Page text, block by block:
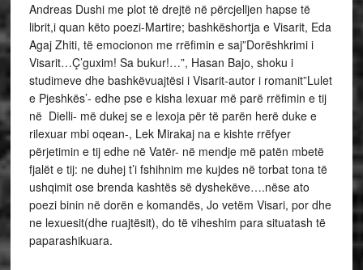
Andreas Dushi me plot të drejtë në përcjelljen hapse të
librit,i quan këto poezi-Martire; bashkëshortja e Visarit, Eda
Agaj Zhiti, të emocionon me rrëfimin e saj”Dorëshkrimi i
Visarit…Ç’guxim! Sa bukur!…”, Hasan Bajo, shoku i
studimeve dhe bashkëvuajtësi i Visarit-autor i romanit”Lulet
e Pjeshkës’- edhe pse e kisha lexuar më parë rrëfimin e tij
në Dielli- më dukej se e lexoja për të parën herë duke e
rilexuar mbi oqean-, Lek Mirakaj na e kishte rrëfyer
përjetimin e tij edhe në Vatër- në mendje më patën mbetë
fjalët e tij: ne duhej t’i fshihnim me kujdes në torbat tona të
ushqimit ose brenda kashtës së dyshekëve….nëse ato
poezi binin në dorën e komandës, Jo vetëm Visari, por dhe
ne lexuesit(dhe ruajtësit), do të viheshim para situatash të
paparashikuara.